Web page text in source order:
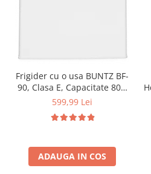
Frigider cu o usa BUNTZ BF-
90, Clasa E, Capacitate 80L,
Iluminare interioara,
cm, Alb
599,99 Lei
ADAUGA IN COS